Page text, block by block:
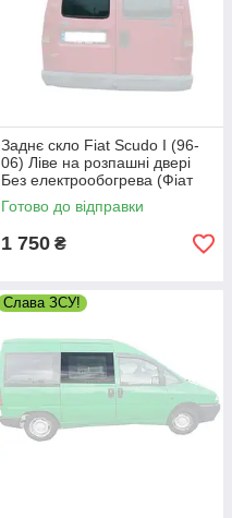
Заднє скло Fiat Scudo I (96-
06) Ліве на розпашні двері
Без електрообогрева (Фіат
Скудо I)
Готово до відправки
1 750 ₴
Слава ЗСУ!